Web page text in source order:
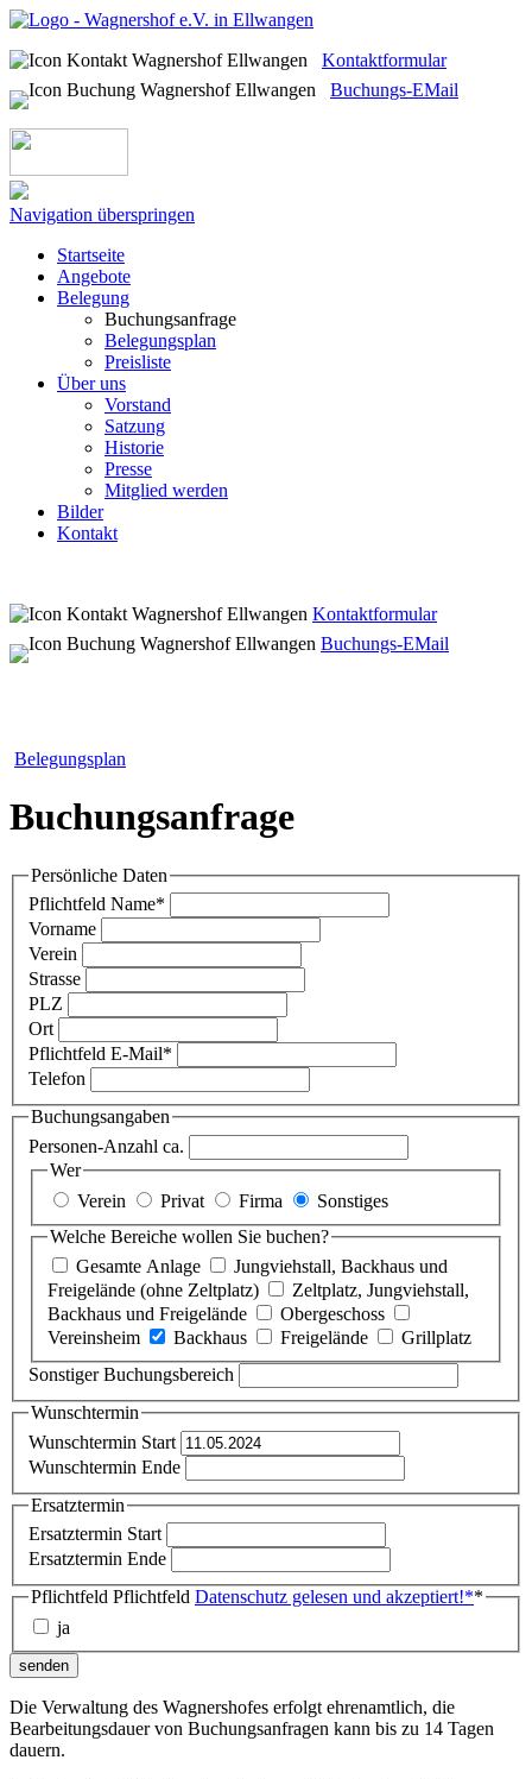
Kontaktformular
Buchungs-EMail
Navigation überspringen
Startseite
Angebote
Belegung
Buchungsanfrage
Belegungsplan
Preisliste
Über uns
Vorstand
Satzung
Historie
Presse
Mitglied werden
Bilder
Kontakt
Kontaktformular
Buchungs-EMail
Belegungsplan
Buchungsanfrage
Persönliche Daten
Pflichtfeld Name*
Vorname
Verein
Strasse
PLZ
Ort
Pflichtfeld E-Mail*
Telefon
Buchungsangaben
Personen-Anzahl ca.
Wer
Verein
Privat Firma
Sonstiges
Welche Bereiche wollen Sie buchen?
Gesamte Anlage
Jungviehstall, Backhaus und
Freigelände (ohne Zeltplatz)
Zeltplatz, Jungviehstall,
Backhaus und Freigelände
Obergeschoss
Vereinsheim
Backhaus Freigelände
Grillplatz
Sonstiger Buchungsbereich
Wunschtermin
Wunschtermin Start
Wunschtermin Ende
Ersatztermin
Ersatztermin Start
Ersatztermin Ende
Pflichtfeld Pflichtfeld Datenschutz gelesen und akzeptiert!**
ja
senden
Die Verwaltung des Wagnershofes erfolgt ehrenamtlich, die
Bearbeitungsdauer von Buchungsanfragen kann bis zu 14 Tagen
dauern.